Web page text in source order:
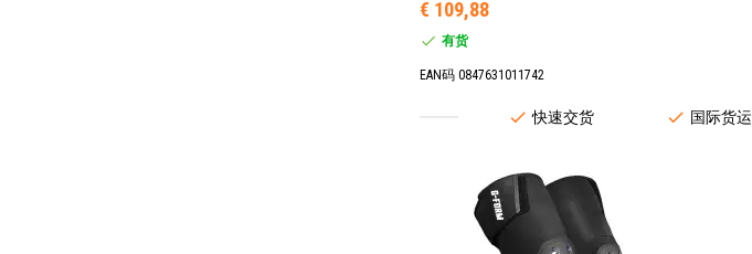
€ 109,88
有货
EAN码 0847631011742
快速交货 国际货运